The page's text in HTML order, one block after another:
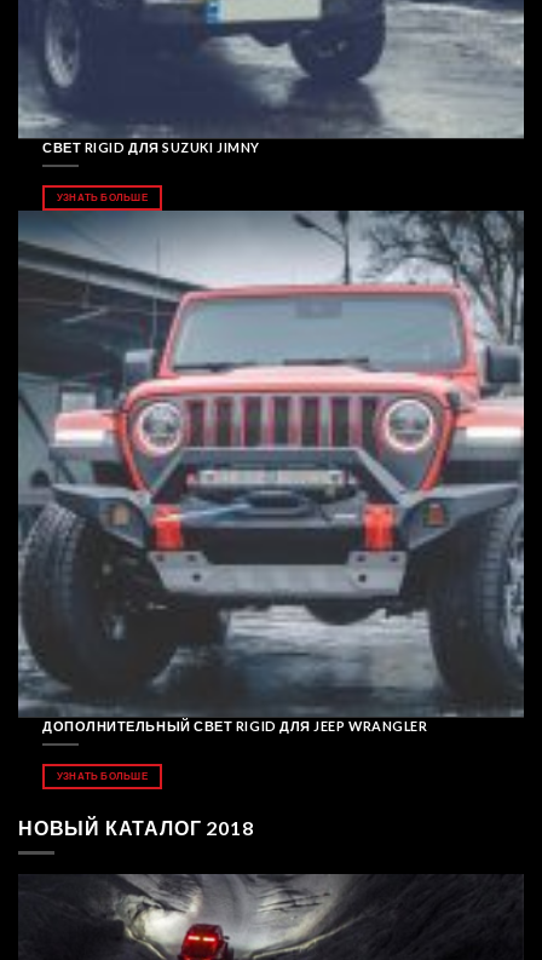
СВЕТ RIGID ДЛЯ SUZUKI JIMNY
УЗНАТЬ БОЛЬШЕ
ДОПОЛНИТЕЛЬНЫЙ СВЕТ RIGID ДЛЯ JEEP WRANGLER
УЗНАТЬ БОЛЬШЕ
НОВЫЙ КАТАЛОГ 2018